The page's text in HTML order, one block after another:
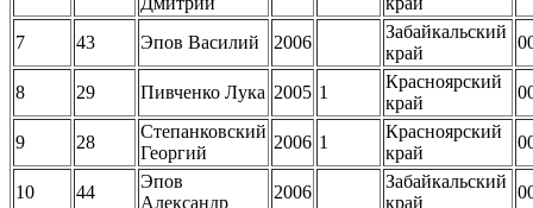
7 43 Эпов Василий 2006
Забайкальский
край
8 29 Пивченко Лука 2005 1
Красноярский
край
9 28
Степанковский
Георгий
2006 1
Красноярский
край
10 44
Эпов
Александр
2006
Забайкальский
край